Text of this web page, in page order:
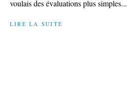
voulais des évaluations plus simples...
LIRE LA SUITE